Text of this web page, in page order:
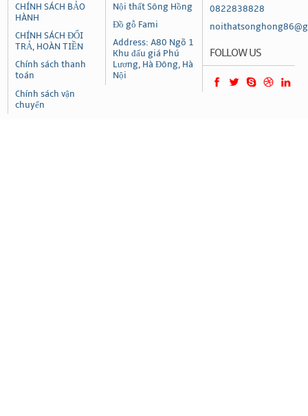
CHÍNH SÁCH BẢO
HÀNH
CHÍNH SÁCH ĐỔI
TRẢ, HOÀN TIỀN
Chính sách thanh
toán
Chính sách vận
chuyển
Nội thất Sông Hồng
Đồ gỗ Fami
Address: A80 Ngõ 1
Khu đấu giá Phú
Lương, Hà Đông, Hà
Nội
0822838828
FOLLOW US